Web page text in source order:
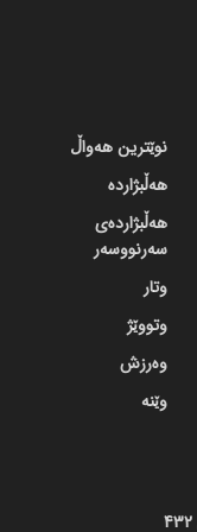
نوێترین هەواڵ
هەڵبژاردە
هەڵبژاردەی
سەرنووسەر
وتار
وتووێژ
وەرزش
وێنە